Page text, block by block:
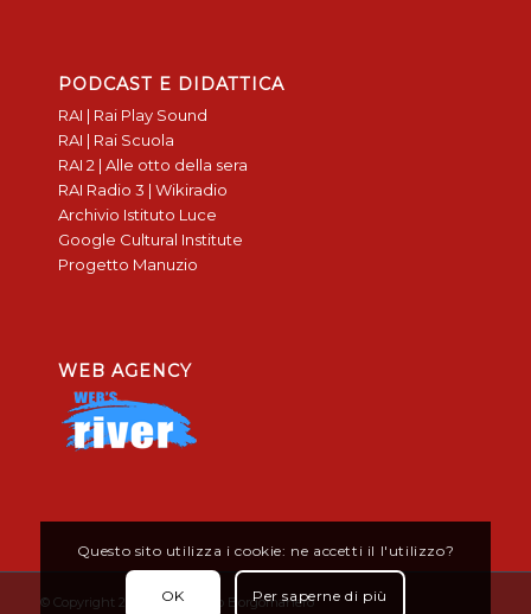
PODCAST E DIDATTICA
RAI | Rai Play Sound
RAI | Rai Scuola
RAI 2 | Alle otto della sera
RAI Radio 3 | Wikiradio
Archivio Istituto Luce
Google Cultural Institute
Progetto Manuzio
WEB AGENCY
© Copyright 2019 - Don Bosco Borgomanero
Questo sito utilizza i cookie: ne accetti il l'utilizzo?
OK Per saperne di più